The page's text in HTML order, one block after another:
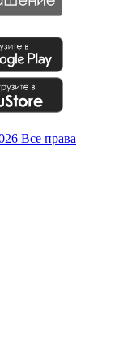
Все права